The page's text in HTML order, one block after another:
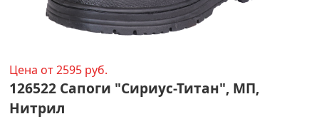
Цена от 2595 руб.
126522 Сапоги "Сириус-Титан", МП,
Нитрил